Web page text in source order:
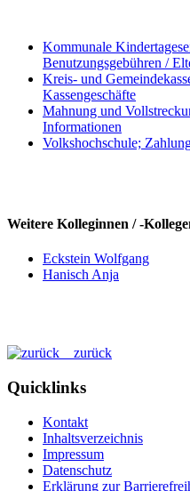
Kommunale
Benutzungsgebühren /
Kreis- und
Kassengeschäfte
Mahnung und
Informationen
Volkshochschule;
Weitere Kolleginnen / -
Eckstein Wolfgang
Hanisch Anja
zurück
Quicklinks
Kontakt
Inhaltsverzeichnis
Impressum
Datenschutz
Erklärung zur